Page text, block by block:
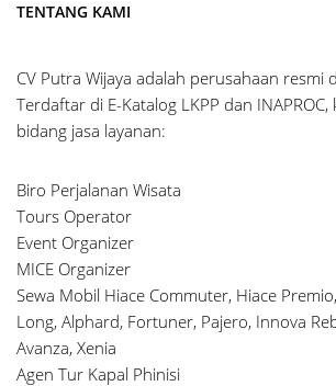
TENTANG KAMI
CV Putra Wijaya adalah perusahaan resmi
Terdaftar di E-Katalog LKPP dan
bidang jasa layanan:
Biro Perjalanan Wisata
Tours Operator
Event Organizer
MICE Organizer
Sewa Mobil Hiace Commuter, Hiace
Long, Alphard, Fortuner, Pajero, Innova
Avanza, Xenia
Agen Tur Kapal Phinisi